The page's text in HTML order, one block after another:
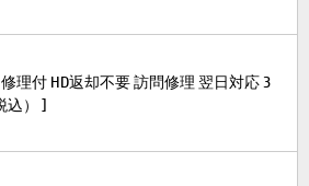
修理付 HD返却不要 訪問修理 翌日対応 3
込） ]